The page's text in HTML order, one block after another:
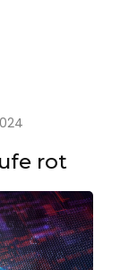
zu
Produktion
rot